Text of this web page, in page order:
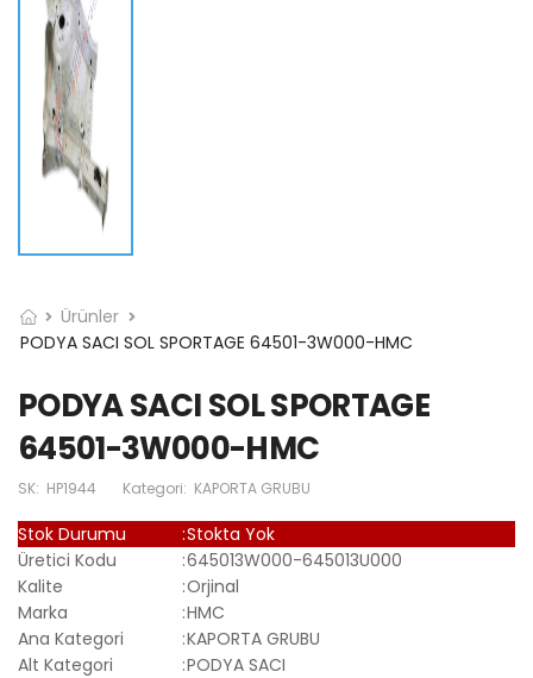
Ürünler
PODYA SACI SOL SPORTAGE 64501-3W000-HMC
PODYA SACI SOL SPORTAGE
64501-3W000-HMC
SK: HP1944 Kategori: KAPORTA GRUBU
Stok Durumu :Stokta Yok
Üretici Kodu
:645013W000-645013U000
Kalite
:Orjinal
Marka
:HMC
Ana Kategori
:KAPORTA GRUBU
Alt Kategori
:PODYA SACI